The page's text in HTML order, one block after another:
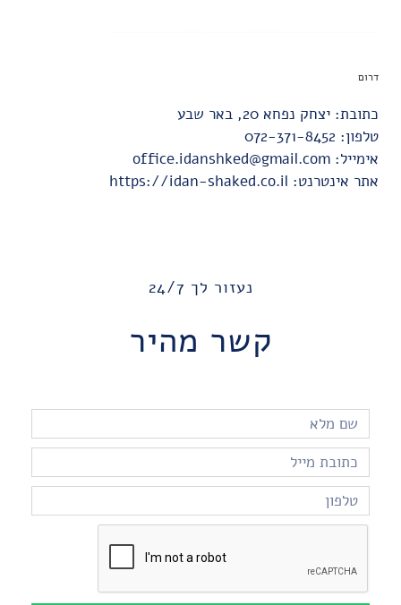
דרום
כתובת: יצחק נפחא 20, באר שבע
טלפון: 072-371-8452
אימייל: office.idanshked@gmail.com
אתר אינטרנט: https://idan-shaked.co.il
נעזור לך 24/7
קשר מהיר